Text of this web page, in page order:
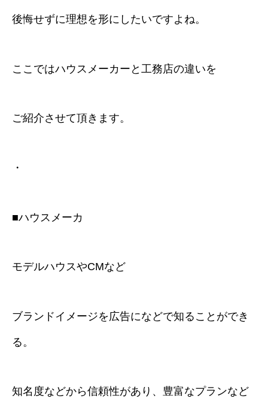
後悔せずに理想を形にしたいですよね。
ここではハウスメーカーと工務店の違いを
ご紹介させて頂きます。
・
■ハウスメーカ
モデルハウスやCMなど
ブランドイメージを広告になどで知ることができ
る。
知名度などから信頼性があり、豊富なプランなど